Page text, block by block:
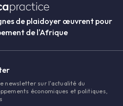
de plaidoyer œuvrent pour
de l'Afrique
newsletter sur l'actualité du
économiques et politiques,